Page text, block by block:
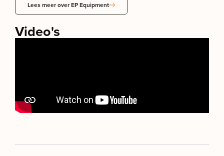
Lees meer over EP Equipment
Video's